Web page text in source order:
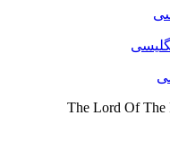
The Lord Of The